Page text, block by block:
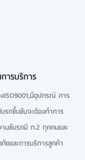
ารบริการ
ISO9001,มีอุปกรณ์ การ
รถขึ้นขับจะต้องทำการ
นขับรถมี ท.2 ทุกคนและ
ยและการบริการลูกค้า